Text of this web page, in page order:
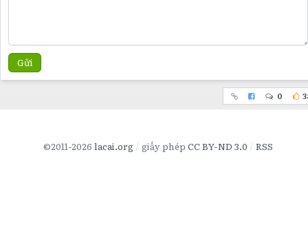
Gửi
0
©2011-2026 lacai.org giấy phép CC BY-ND 3.0 RSS